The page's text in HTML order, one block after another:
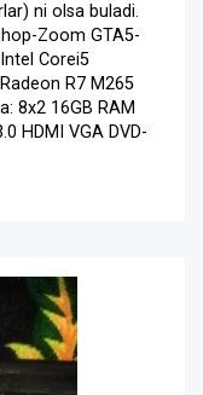
ni olsa buladi.
Zoom GTA5-
Corei5
R7 M265
8x2 16GB RAM
HDMI VGA DVD-